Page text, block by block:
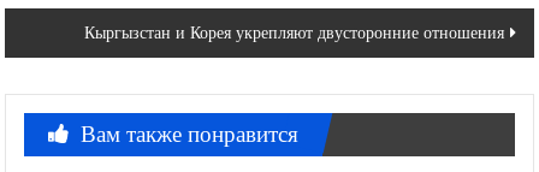
записямКыргызстан и Корея укрепляют двусторонние отношения
Вам также понравится